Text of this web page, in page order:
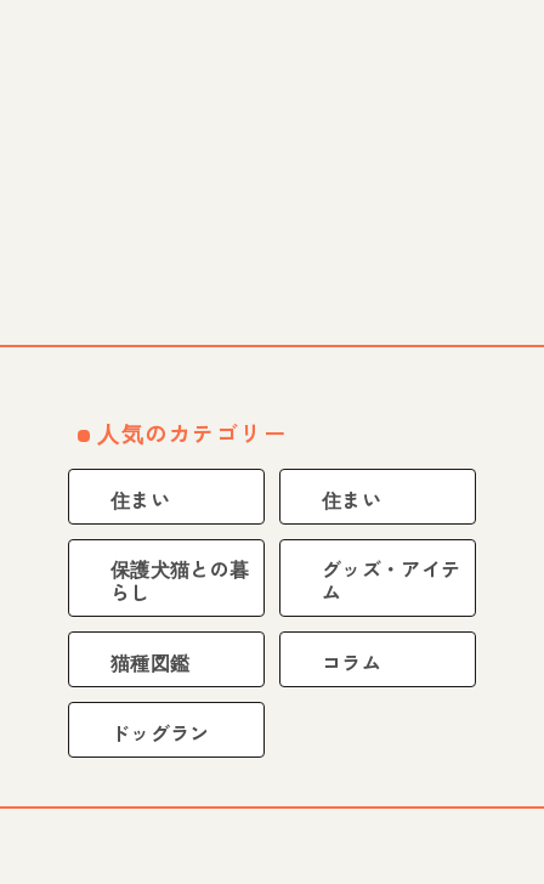
人気のカテゴリー
住まい 住まい
保護犬猫との暮
らし
グッズ・アイテ
ム
猫種図鑑 コラム
ドッグラン